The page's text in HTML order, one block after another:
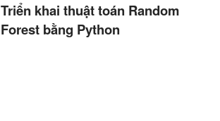
Triển khai thuật toán Random
Forest bằng Python